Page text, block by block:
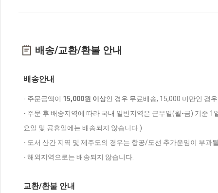
배송/교환/환불 안내
배송안내
- 주문금액이 15,000원 이상인 경우 무료배송, 15,000 미만인 경
- 주문 후 배송지역에 따라 국내 일반지역은 근무일(월-금) 기준
요일 및 공휴일에는 배송되지 않습니다.)
- 도서 산간 지역 및 제주도의 경우는 항공/도선 추가운임이 부과
- 해외지역으로는 배송되지 않습니다.
교환/환불 안내